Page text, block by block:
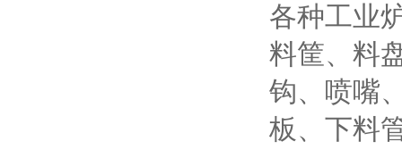
各种工业
料筐、料
钩、喷嘴
板、下料